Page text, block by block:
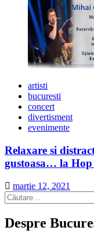
artisti
bucuresti
concert
divertisment
evenimente
Relaxare si
gustoasa… la Hop
martie 12, 2021
Caută
după:
Despre